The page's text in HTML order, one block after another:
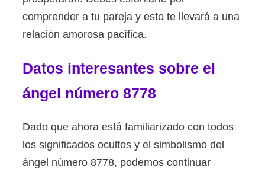
comprender a tu pareja y esto te llevará a una
relación amorosa pacífica.
Datos interesantes sobre el
ángel número 8778
Dado que ahora está familiarizado con todos
los significados ocultos y el simbolismo del
ángel número 8778, podemos continuar